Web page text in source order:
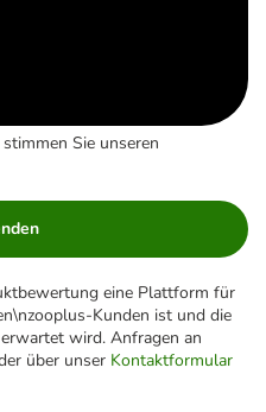
Sie unseren
eine Plattform für
Kunden ist und die
wird. Anfragen an
über unser Kontaktformular